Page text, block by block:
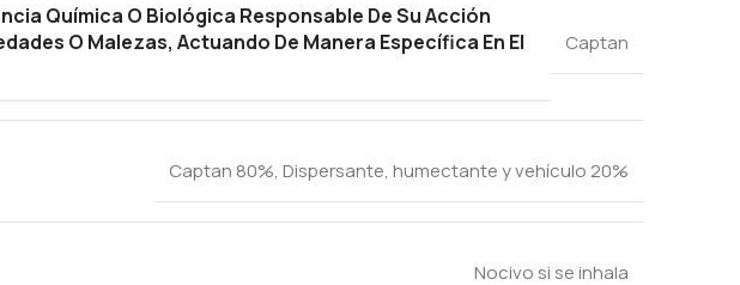
Química O Biológica Responsable De Su Acción
O Malezas, Actuando De Manera Específica En El
Captan
Captan 80%, Dispersante, humectante y vehículo 20%
Nocivo si se inhala